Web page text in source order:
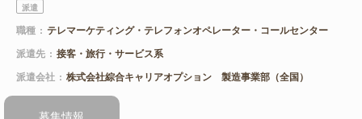
派遣
職種
テレマーケティング・テレフォンオペレーター・コールセンター
派遣先
接客・旅行・サービス系
派遣会社
株式会社綜合キャリアオプション 製造事業部（全国）
募集情報